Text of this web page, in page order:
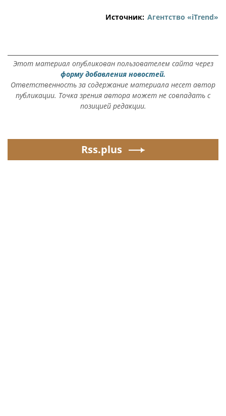
Источник: Агентство «iTrend»
Этот материал опубликован пользователем сайта через
форму добавления новостей.
Ответственность за содержание материала несет автор
публикации. Точка зрения автора может не совпадать с
позицией редакции.
Rss.plus